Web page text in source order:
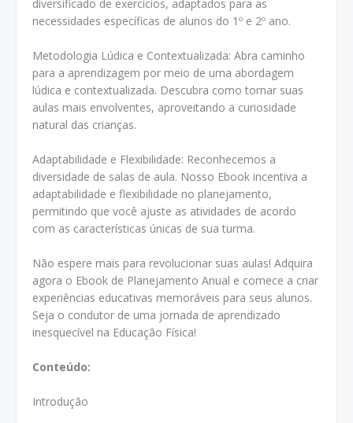
diversificado de exercícios, adaptados para as
necessidades específicas de alunos do 1º e 2º ano.
Metodologia Lúdica e Contextualizada: Abra caminho
para a aprendizagem por meio de uma abordagem
lúdica e contextualizada. Descubra como tornar suas
aulas mais envolventes, aproveitando a curiosidade
natural das crianças.
Adaptabilidade e Flexibilidade: Reconhecemos a
diversidade de salas de aula. Nosso Ebook incentiva a
adaptabilidade e flexibilidade no planejamento,
permitindo que você ajuste as atividades de acordo
com as características únicas de sua turma.
Não espere mais para revolucionar suas aulas! Adquira
agora o Ebook de Planejamento Anual e comece a criar
experiências educativas memoráveis para seus alunos.
Seja o condutor de uma jornada de aprendizado
inesquecível na Educação Física!
Conteúdo:
Introdução